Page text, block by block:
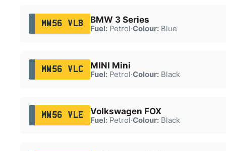
MW56 VLB BMW 3 Series
Fuel:Petrol·Colour:Blue
MW56 VLC MINI Mini
Fuel:Petrol·Colour:Black
MW56 VLE Volkswagen FOX
Fuel:Petrol·Colour:Black